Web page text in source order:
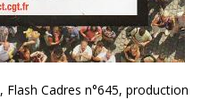
, Flash Cadres n°645, production